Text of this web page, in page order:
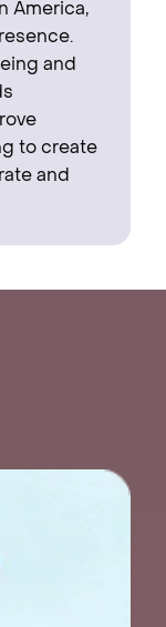
America,
and
to create
and